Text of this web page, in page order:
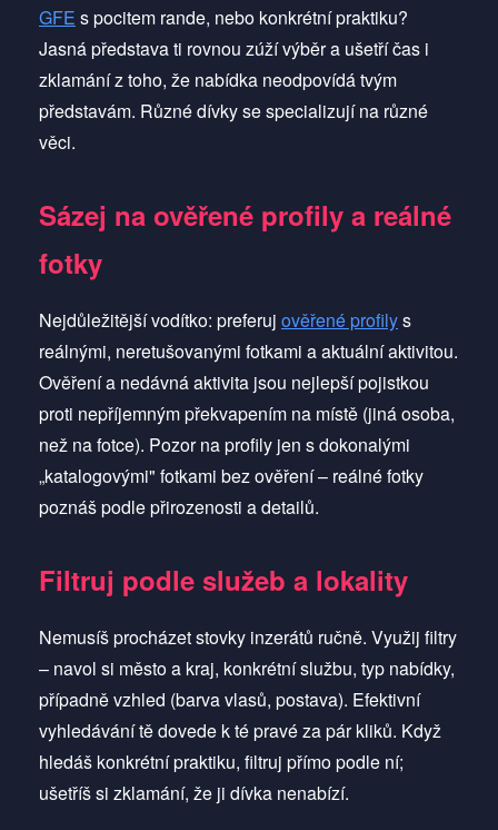
GFE s pocitem rande, nebo konkrétní praktiku?
Jasná představa ti rovnou zúží výběr a ušetří čas i
zklamání z toho, že nabídka neodpovídá tvým
představám. Různé dívky se specializují na různé
věci.
Sázej na ověřené profily a reálné
fotky
Nejdůležitější vodítko: preferuj ověřené profilys
reálnými, neretušovanými fotkami a aktuální aktivitou.
Ověření a nedávná aktivita jsou nejlepší pojistkou
proti nepříjemným překvapením na místě (jiná osoba,
než na fotce). Pozor na profily jen s dokonalými
„katalogovými" fotkami bez ověření – reálné fotky
poznáš podle přirozenosti a detailů.
Filtruj podle služeb a lokality
Nemusíš procházet stovky inzerátů ručně. Využij filtry
– navol si město a kraj, konkrétní službu, typ nabídky,
případně vzhled (barva vlasů, postava). Efektivní
vyhledávání tě dovede k té pravé za pár kliků. Když
hledáš konkrétní praktiku, filtruj přímo podle ní;
ušetříš si zklamání, že ji dívka nenabízí.